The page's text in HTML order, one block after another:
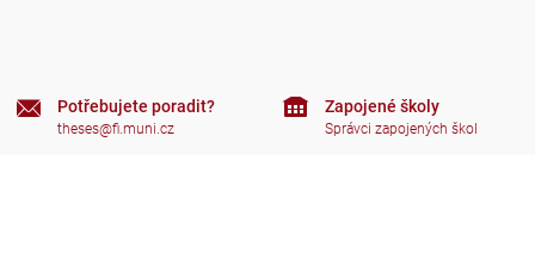
Potřebujete poradit?
theses@fi.muni.cz
Zapojené školy
Správci zapojených škol